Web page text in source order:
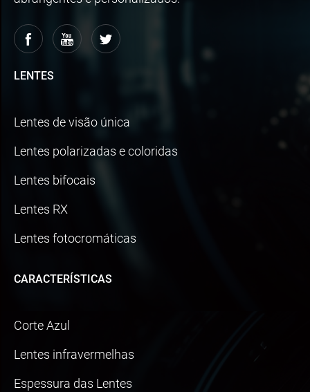
LENTES
Lentes de visão única
Lentes polarizadas e coloridas
Lentes bifocais
Lentes RX
Lentes fotocromáticas
CARACTERÍSTICAS
Corte Azul
Lentes infravermelhas
Espessura das Lentes